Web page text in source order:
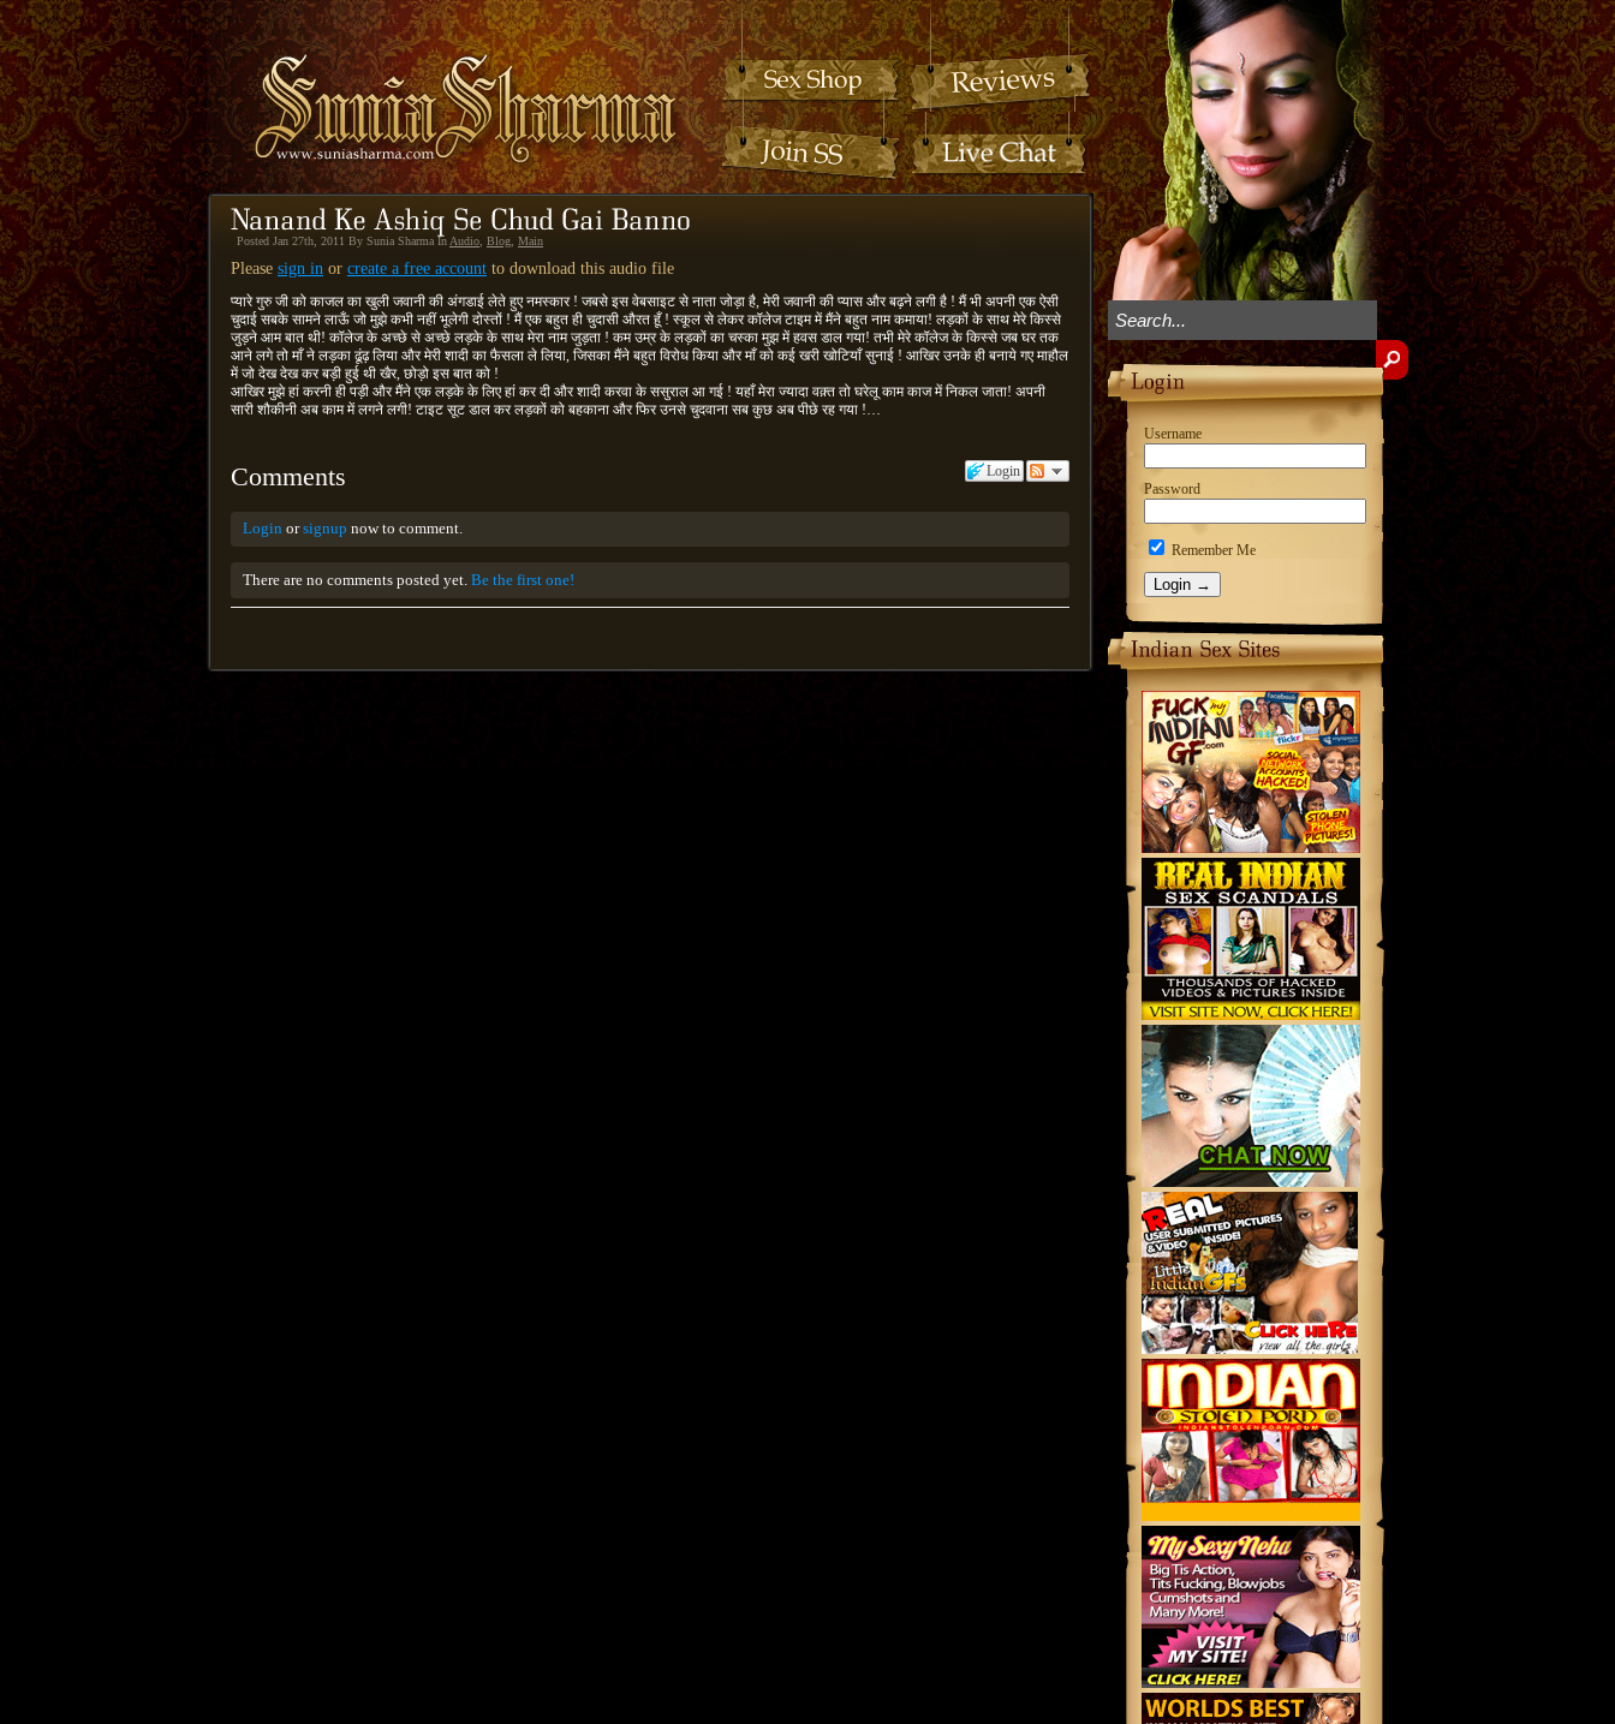
Posted Jan 27th, 2011 By Sunia Sharma In Audio Blog Main
Please sign in or create a free account to download this audio file
प्यारे गुरु जी को काजल का खुली जवानी की अंगडाई लेते हुए नमस्कार ! जबसे इस वेबसाइट से नाता जोड़ा है, मेरी जवानी की प्यास और बढ़ने लगी है ! मैं भी अपनी एक ऐसी
चुदाई सबके सामने लाऊँ जो मुझे कभी नहीं भूलेगी दोस्तों ! मैं एक बहुत ही चुदासी औरत हूँ ! स्कूल से लेकर कॉलेज टाइम में मैंने बहुत नाम कमाया! लड़कों के साथ मेरे किस्से
जुड़ने आम बात थी! कॉलेज के अच्छे से अच्छे लड़के के साथ मेरा नाम जुड़ता ! कम उम्र के लड़कों का चस्का मुझ में हवस डाल गया! तभी मेरे कॉलेज के किस्से जब घर तक
आने लगे तो माँ ने लड़का ढूंढ़ लिया और मेरी शादी का फैसला ले लिया, जिसका मैंने बहुत विरोध किया और माँ को कई खरी खोटियाँ सुनाई ! आखिर उनके ही बनाये गए माहौल
में जो देख देख कर बड़ी हुई थी खैर, छोड़ो इस बात को !
आखिर मुझे हां करनी ही पड़ी और मैंने एक लड़के के लिए हां कर दी और शादी करवा के ससुराल आ गई ! यहाँ मेरा ज्यादा वक़्त तो घरेलू काम काज में निकल जाता! अपनी
सारी शौकीनी अब काम में लगने लगी! टाइट सूट डाल कर लड़कों को बहकाना और फिर उनसे चुदवाना सब कुछ अब पीछे रह गया !…
Login
Comments
Login orsignup now to comment.
There are no comments posted yet.Be the first one!
Username
Password
Remember Me